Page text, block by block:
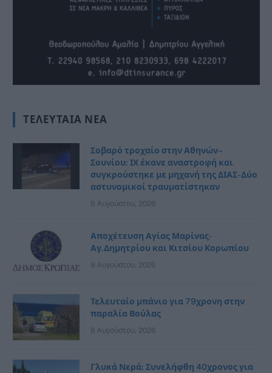
ΤΕΛΕΥΤΑΊΑ ΝΈΑ
Σοβαρό τροχαίο στην Αθηνών–
Σουνίου: ΙΧ έκανε αναστροφή και
συγκρούστηκε με μηχανή της ΔΙΑΣ- Δύο
αστυνομικοί τραυματίστηκαν
9 Αυγούστου, 2026
Αποχέτευση Αγίας Μαρίνας-
Αγ.Δημητρίου και Κιτσίου Κορωπίου
8 Αυγούστου, 2026
Τελευταίο μπάνιο για 79χρονη στην
παραλία Βούλας
8 Αυγούστου, 2026
Γλυκά Νερά: Συνελήφθη 40χρονος για